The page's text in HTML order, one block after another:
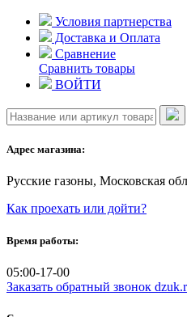
Skip
content
Условия партнерства
Доставка и Оплата
Сравнение
Сравнить товары
ВОЙТИ
Адрес магазина:
Русские газоны, Московская
Как проехать или дойти?
Время работы:
05:00-17-00
Заказать обратный звонок